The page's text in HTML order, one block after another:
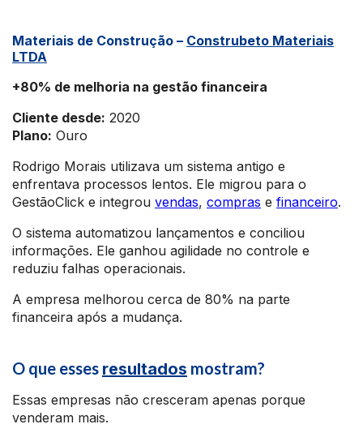
Materiais de Construção – Construbeto Materiais
LTDA
+80% de melhoria na gestão financeira
Cliente desde: 2020
Plano: Ouro
Rodrigo Morais utilizava um sistema antigo e
enfrentava processos lentos. Ele migrou para o
GestãoClick e integrou vendas, compras e financeiro.
O sistema automatizou lançamentos e conciliou
informações. Ele ganhou agilidade no controle e
reduziu falhas operacionais.
A empresa melhorou cerca de 80% na parte
financeira após a mudança.
O que esses resultados mostram?
Essas empresas não cresceram apenas porque
venderam mais.